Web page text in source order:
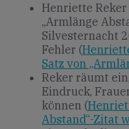
Henriette
„Armlänge
Silvesternacht
Fehler (
Satz von
Reker räumt
Eindruck,
können (
Abstand“-Zitat